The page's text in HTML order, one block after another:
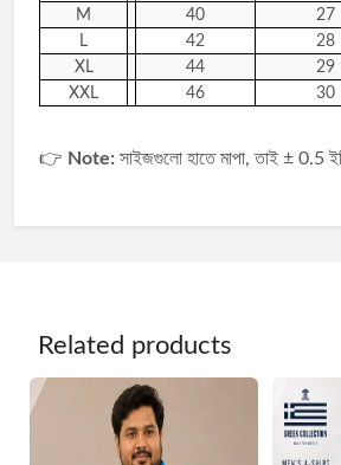
M
40 27
L
42 28
XL
44 29
XXL
46 30
👉 Note: সাইজগুলো হাতে মাপা, তাই ± 0.5
Related products